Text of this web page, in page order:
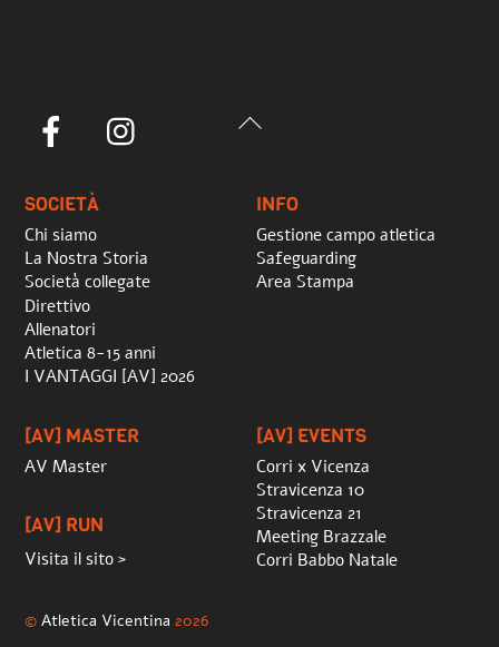
Back
Facebook
SOCIETÀ
Chi siamo
La Nostra Storia
Società collegate
Direttivo
Allenatori
Atletica 8-15 anni
I VANTAGGI [AV] 2026
INFO
Gestione campo atletica
Safeguarding
Area Stampa
[AV] MASTER
AV Master
[AV] RUN
Visita il sito >
[AV] EVENTS
Corri x Vicenza
Stravicenza 10
Stravicenza 21
Meeting Brazzale
Corri Babbo Natale
©Atletica Vicentina 2026